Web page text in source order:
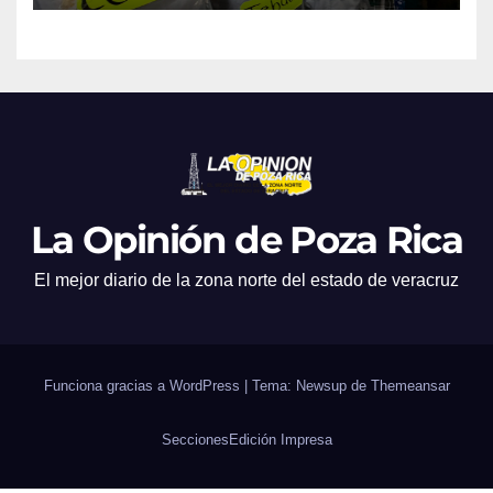
La Opinión de Poza Rica
El mejor diario de la zona norte del estado de veracruz
Funciona gracias a WordPress Tema: Newsup de Themeansar
SeccionesEdición Impresa